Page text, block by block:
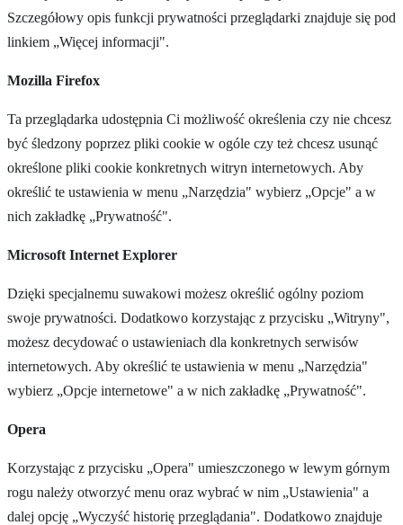
Szczegółowy opis funkcji prywatności przeglądarki znajduje się pod
linkiem „Więcej informacji".
Mozilla Firefox
Ta przeglądarka udostępnia Ci możliwość określenia czy nie chcesz
być śledzony poprzez pliki cookie w ogóle czy też chcesz usunąć
określone pliki cookie konkretnych witryn internetowych. Aby
określić te ustawienia w menu „Narzędzia" wybierz „Opcje" a w
nich zakładkę „Prywatność".
Microsoft Internet Explorer
Dzięki specjalnemu suwakowi możesz określić ogólny poziom
swoje prywatności. Dodatkowo korzystając z przycisku „Witryny",
możesz decydować o ustawieniach dla konkretnych serwisów
internetowych. Aby określić te ustawienia w menu „Narzędzia"
wybierz „Opcje internetowe" a w nich zakładkę „Prywatność".
Opera
Korzystając z przycisku „Opera" umieszczonego w lewym górnym
rogu należy otworzyć menu oraz wybrać w nim „Ustawienia" a
dalej opcję „Wyczyść historię przeglądania". Dodatkowo znajduje